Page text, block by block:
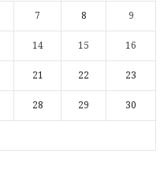
7 8 9
14 15 16
21 22 23
28 29 30